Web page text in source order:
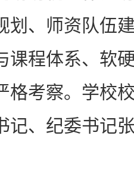
划、师资队伍
课程体系、软
格考察。学校
记、纪委书记